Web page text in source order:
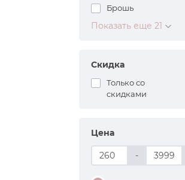
Брошь
Показать еще 21
Скидка
Только со
cкидками
Цена
-